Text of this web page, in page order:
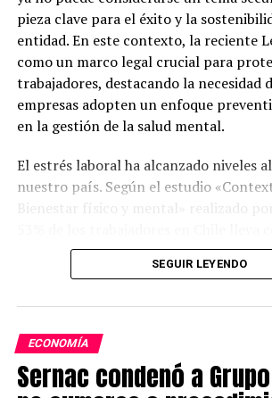
pieza clave para el éxito y la
entidad. En este contexto, la reciente
como un marco legal crucial para
trabajadores, destacando la necesidad
empresas adopten un enfoque
en la gestión de la salud mental.
El estrés laboral ha alcanzado niveles
nuestro país. Según el estudio
Bienestar físico y mental» realizado
del trabajo hasta sus hogares.
trabajadores chilenos se siente
Estos altos niveles de estrés, ansiedad
emocional, no solo tiene
para la salud de los empleados, sino
SEGUIR LEYENDO
ECONOMÍA
Sernac condenó a